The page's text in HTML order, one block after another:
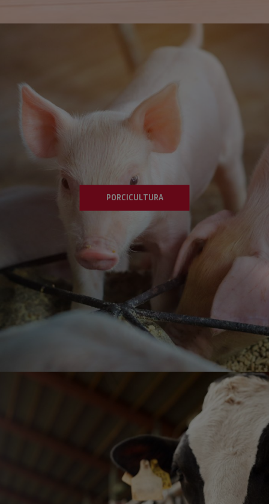
PORCICULTURA